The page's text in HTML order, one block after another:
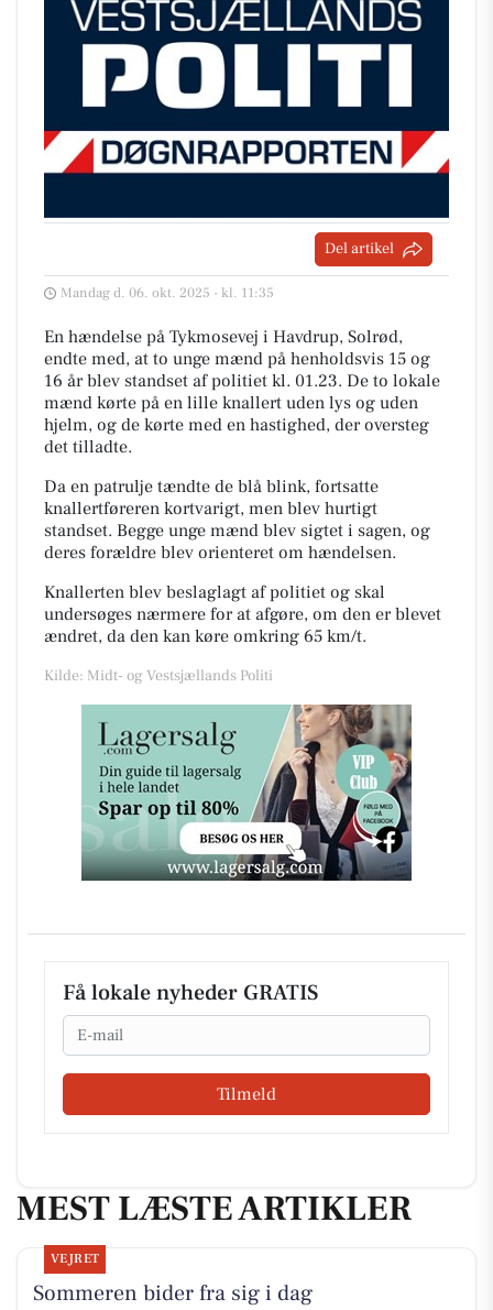
Del artikel
Mandag d. 06. okt. 2025 - kl. 11:35
En hændelse på Tykmosevej i Havdrup, Solrød,
endte med, at to unge mænd på henholdsvis 15 og
16 år blev standset af politiet kl. 01.23. De to lokale
mænd kørte på en lille knallert uden lys og uden
hjelm, og de kørte med en hastighed, der oversteg
det tilladte.
Da en patrulje tændte de blå blink, fortsatte
knallertføreren kortvarigt, men blev hurtigt
standset. Begge unge mænd blev sigtet i sagen, og
deres forældre blev orienteret om hændelsen.
Knallerten blev beslaglagt af politiet og skal
undersøges nærmere for at afgøre, om den er blevet
ændret, da den kan køre omkring 65 km/t.
Kilde: Midt- og Vestsjællands Politi
Få lokale nyheder GRATIS
Email
Tilmeld
MEST LÆSTE ARTIKLER
VEJRET
Sommeren bider fra sig i dag